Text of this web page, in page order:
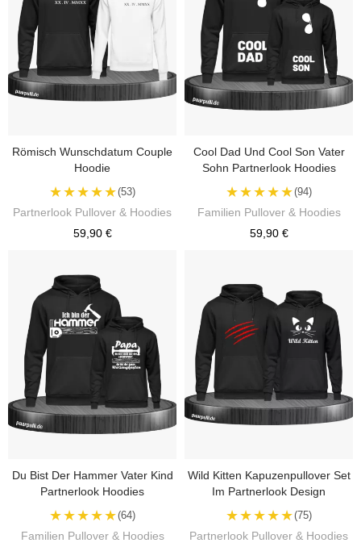
Römisch Wunschdatum Couple
Hoodie
★★★★★(53)
Partnerlook Pullover & Hoodies
59,90 €
Cool Dad Und Cool Son Vater
Sohn Partnerlook Hoodies
★★★★★(94)
Familien Pullover & Hoodies
59,90 €
Du Bist Der Hammer Vater Kind
Partnerlook Hoodies
★★★★★(64)
Familien Pullover & Hoodies
Wild Kitten Kapuzenpullover Set
Im Partnerlook Design
★★★★★(75)
Partnerlook Pullover & Hoodies